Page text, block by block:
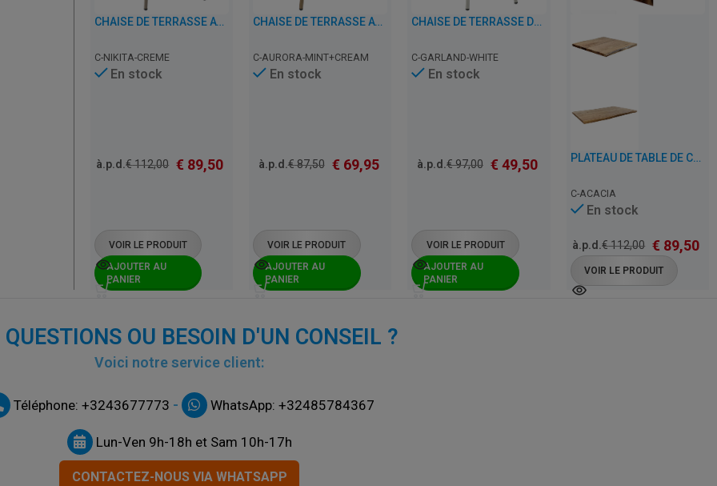
CHAISE DE TERRASSE AVEC ACCOUDOIRS DE CAFÉ, RESTAURANT ET HORECA – NIKITA – ALUMINIUM
C-NIKITA-CREME
En stock
à.p.d.€112,00 € 89,50
VOIR LE PRODUIT
AJOUTER AU
PANIER
CHAISE DE TERRASSE AVEC ACCOUDOIRS DE CAFÉ, RESTAURANT ET HORECA – AURORA – ALUMINIUM
C-AURORA-MINT+CREAM
En stock
à.p.d.€87,50 € 69,95
VOIR LE PRODUIT
AJOUTER AU
PANIER
CHAISE DE TERRASSE DE CAFÉ, RESTAURANT ET HORECA – GARLAND – ALUMINIUM
C-GARLAND-WHITE
En stock
à.p.d.€97,00 € 49,50
VOIR LE PRODUIT
AJOUTER AU
PANIER
PLATEAU DE TABLE DE CAFÉ, RESTAURANT ET HORECA EN BOIS NATUREL – ACACIA – 3,50 CM D’ÉPAISSEUR
C-ACACIA
En stock
à.p.d.€112,00 € 89,50
VOIR LE PRODUIT
QUESTIONS OU BESOIN D'UN CONSEIL ?
Voici notre service client:
Téléphone: +3243677773 - WhatsApp: +32485784367
Lun-Ven 9h-18h et Sam 10h-17h
CONTACTEZ-NOUS VIA WHATSAPP